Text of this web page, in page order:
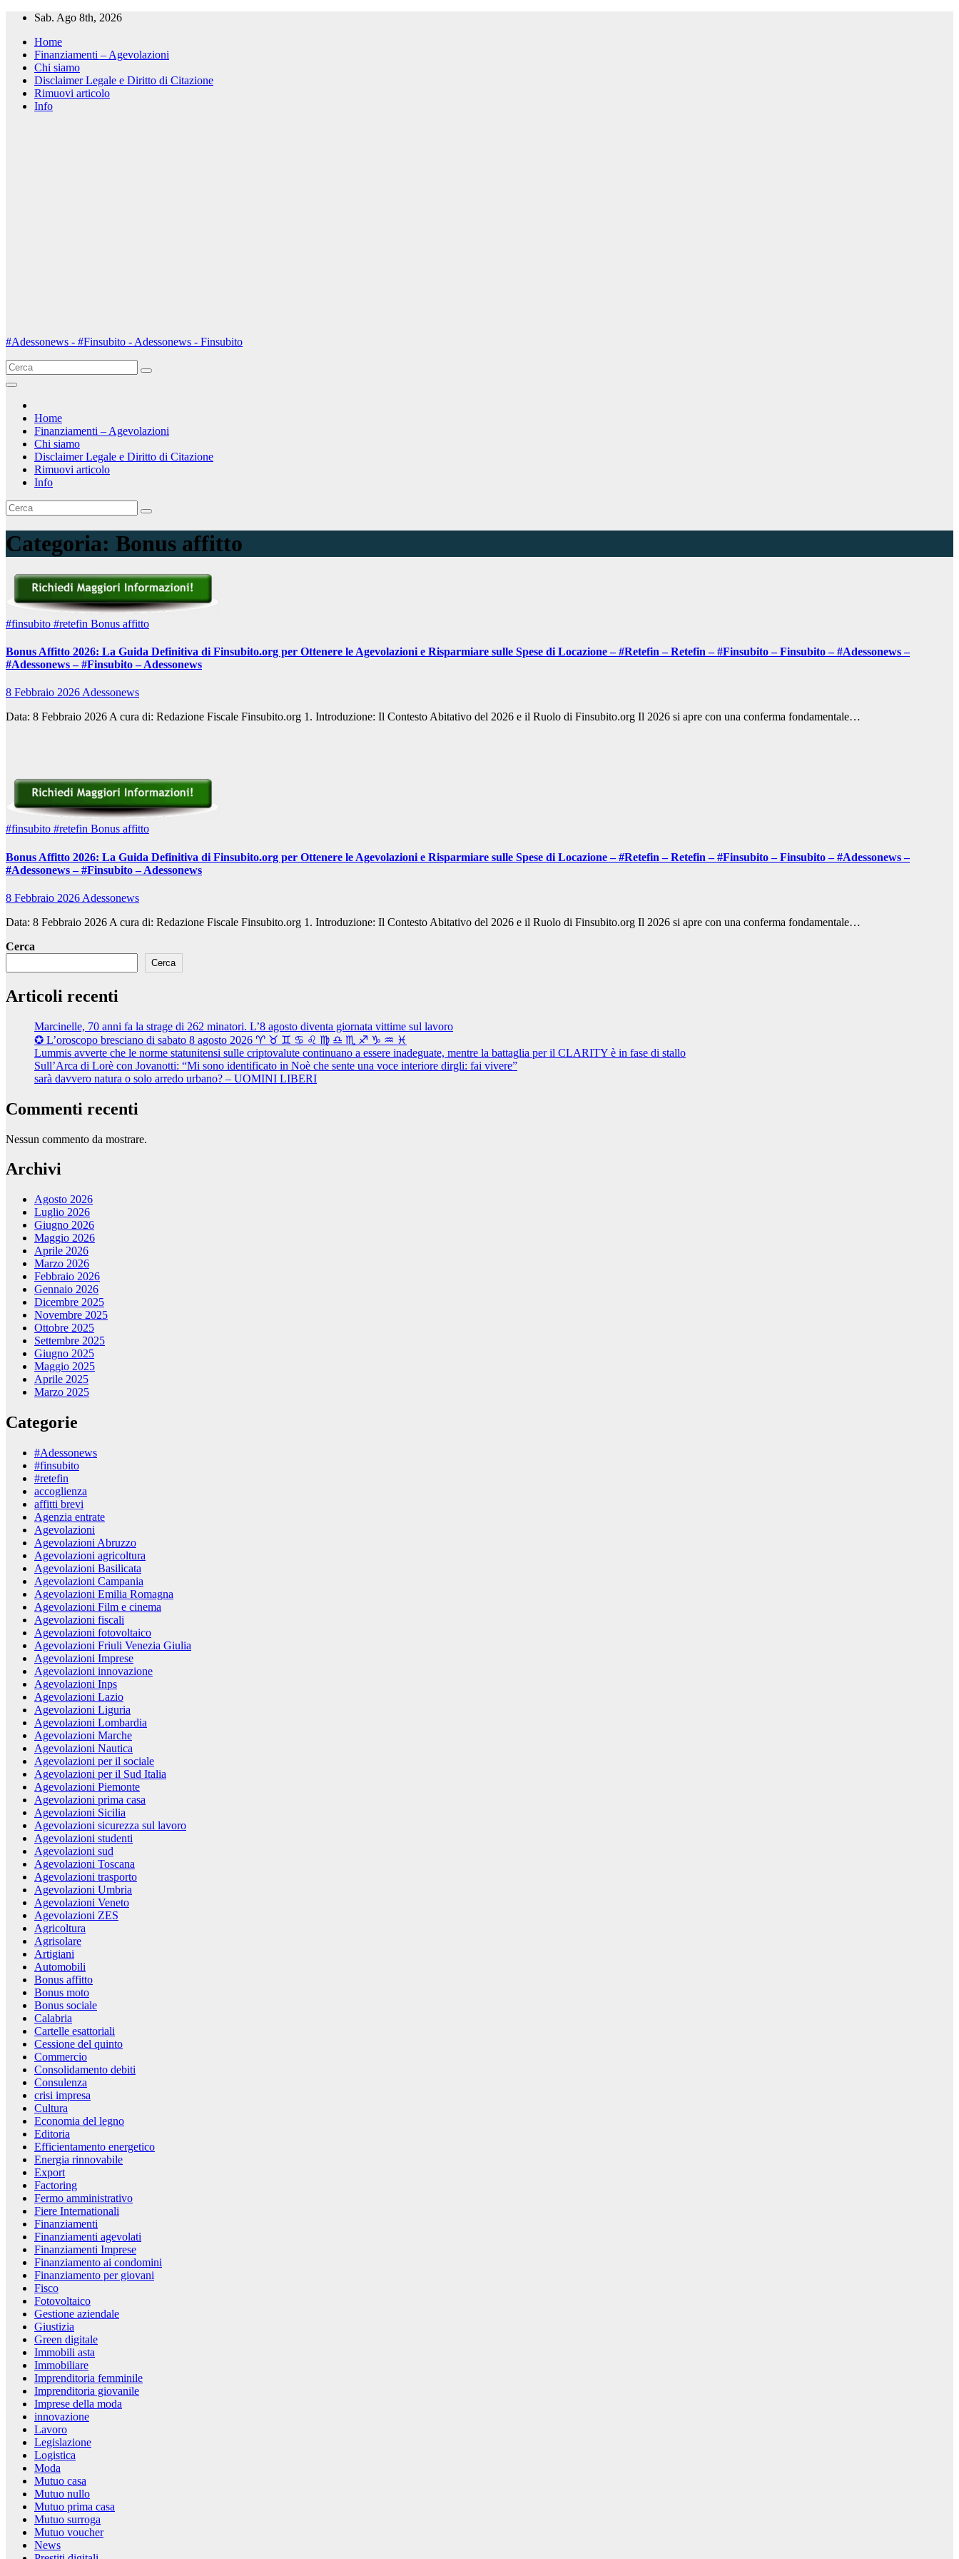
Salta
contenuto
Sab. Ago 8th, 2026
Home
Finanziamenti – Agevolazioni
Chi siamo
Disclaimer Legale e Diritto di Citazione
Rimuovi articolo
Info
#Adessonews - #Finsubito - Adessonews - Finsubito
Home
Finanziamenti – Agevolazioni
Chi siamo
Disclaimer Legale e Diritto di Citazione
Rimuovi articolo
Info
Categoria: Bonus affitto
#finsubito #retefin Bonus affitto
Bonus Affitto 2026: La Guida Definitiva di Finsubito.org per Ottenere le Agevolazioni e Risparmiare sulle Spese di Locazione – #Retefin – Retefin – #Finsubito – Finsubito – #Adessonews –
#Adessonews – #Finsubito – Adessonews
8 Febbraio 2026Adessonews
Data: 8 Febbraio 2026 A cura di: Redazione Fiscale Finsubito.org 1. Introduzione: Il Contesto Abitativo del 2026 e il Ruolo di Finsubito.org Il 2026 si apre con una conferma fondamentale…
#finsubito #retefin Bonus affitto
Bonus Affitto 2026: La Guida Definitiva di Finsubito.org per Ottenere le Agevolazioni e Risparmiare sulle Spese di Locazione – #Retefin – Retefin – #Finsubito – Finsubito – #Adessonews –
#Adessonews – #Finsubito – Adessonews
8 Febbraio 2026 Adessonews
Data: 8 Febbraio 2026 A cura di: Redazione Fiscale Finsubito.org 1. Introduzione: Il Contesto Abitativo del 2026 e il Ruolo di Finsubito.org Il 2026 si apre con una conferma fondamentale…
Cerca
Cerca
Articoli recenti
Marcinelle, 70 anni fa la strage di 262 minatori. L’8 agosto diventa giornata vittime sul lavoro
✪ L’oroscopo bresciano di sabato 8 agosto 2026 ♈ ♉ ♊ ♋ ♌ ♍ ♎ ♏ ♐ ♑ ♒ ♓
Lummis avverte che le norme statunitensi sulle criptovalute continuano a essere inadeguate, mentre la battaglia per il CLARITY è in fase di stallo
Sull’Arca di Lorè con Jovanotti: “Mi sono identificato in Noè che sente una voce interiore dirgli: fai vivere”
sarà davvero natura o solo arredo urbano? – UOMINI LIBERI
Commenti recenti
Nessun commento da mostrare.
Archivi
Agosto 2026
Luglio 2026
Giugno 2026
Maggio 2026
Aprile 2026
Marzo 2026
Febbraio 2026
Gennaio 2026
Dicembre 2025
Novembre 2025
Ottobre 2025
Settembre 2025
Giugno 2025
Maggio 2025
Aprile 2025
Marzo 2025
Categorie
#Adessonews
#finsubito
#retefin
accoglienza
affitti brevi
Agenzia entrate
Agevolazioni
Agevolazioni Abruzzo
Agevolazioni agricoltura
Agevolazioni Basilicata
Agevolazioni Campania
Agevolazioni Emilia Romagna
Agevolazioni Film e cinema
Agevolazioni fiscali
Agevolazioni fotovoltaico
Agevolazioni Friuli Venezia Giulia
Agevolazioni Imprese
Agevolazioni innovazione
Agevolazioni Inps
Agevolazioni Lazio
Agevolazioni Liguria
Agevolazioni Lombardia
Agevolazioni Marche
Agevolazioni Nautica
Agevolazioni per il sociale
Agevolazioni per il Sud Italia
Agevolazioni Piemonte
Agevolazioni prima casa
Agevolazioni Sicilia
Agevolazioni sicurezza sul lavoro
Agevolazioni studenti
Agevolazioni sud
Agevolazioni Toscana
Agevolazioni trasporto
Agevolazioni Umbria
Agevolazioni Veneto
Agevolazioni ZES
Agricoltura
Agrisolare
Artigiani
Automobili
Bonus affitto
Bonus moto
Bonus sociale
Calabria
Cartelle esattoriali
Cessione del quinto
Commercio
Consolidamento debiti
Consulenza
crisi impresa
Cultura
Economia del legno
Editoria
Efficientamento energetico
Energia rinnovabile
Export
Factoring
Fermo amministrativo
Fiere Internationali
Finanziamenti
Finanziamenti agevolati
Finanziamenti Imprese
Finanziamento ai condomini
Finanziamento per giovani
Fisco
Fotovoltaico
Gestione aziendale
Giustizia
Green digitale
Immobili asta
Immobiliare
Imprenditoria femminile
Imprenditoria giovanile
Imprese della moda
innovazione
Lavoro
Legislazione
Logistica
Moda
Mutuo casa
Mutuo nullo
Mutuo prima casa
Mutuo surroga
Mutuo voucher
News